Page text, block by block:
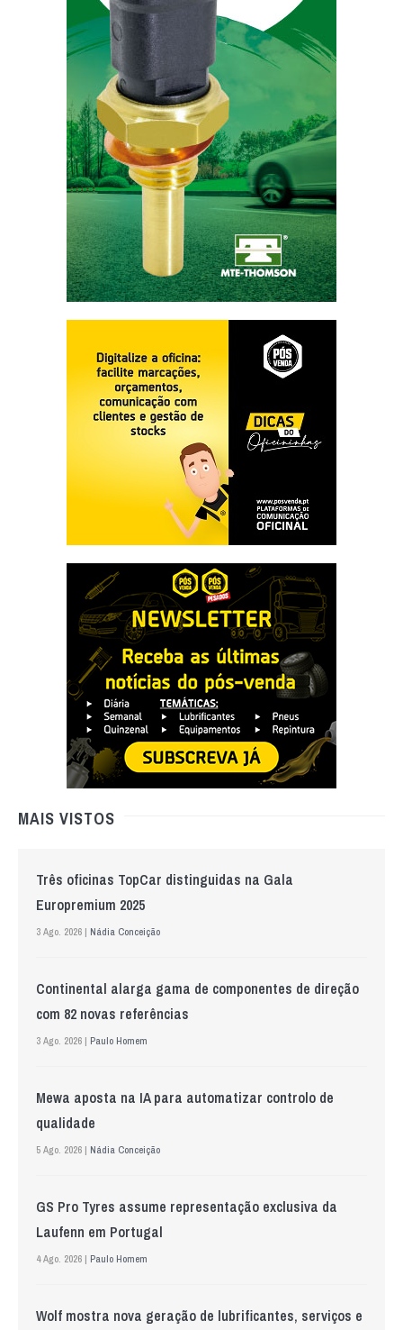
MAIS VISTOS
Três oficinas TopCar distinguidas na Gala
Europremium 2025
3 Ago. 2026 | Nádia Conceição
Continental alarga gama de componentes de direção
com 82 novas referências
3 Ago. 2026 | Paulo Homem
Mewa aposta na IA para automatizar controlo de
qualidade
5 Ago. 2026 | Nádia Conceição
GS Pro Tyres assume representação exclusiva da
Laufenn em Portugal
4 Ago. 2026 | Paulo Homem
Wolf mostra nova geração de lubrificantes, serviços e